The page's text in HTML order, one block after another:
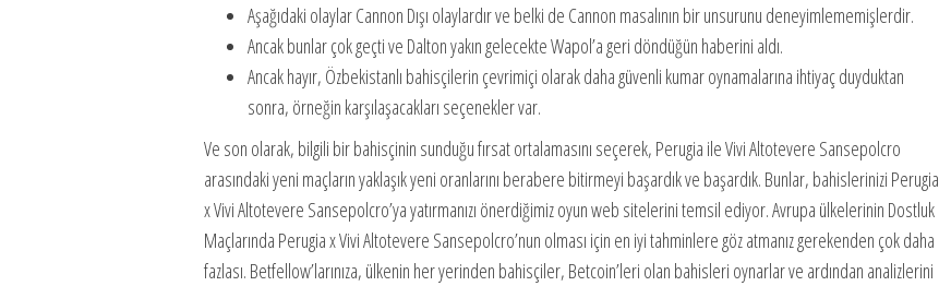
Aşağıdaki olaylar Cannon Dışı olaylardır ve belki de Cannon masalının bir unsurunu deneyimlememişlerdir.
Ancak bunlar çok geçti ve Dalton yakın gelecekte Wapol’a geri döndüğün haberini aldı.
Ancak hayır, Özbekistanlı bahisçilerin çevrimiçi olarak daha güvenli kumar oynamalarına ihtiyaç duyduktan
sonra, örneğin karşılaşacakları seçenekler var.
Ve son olarak, bilgili bir bahisçinin sunduğu fırsat ortalamasını seçerek, Perugia ile Vivi Altotevere Sansepolcro
arasındaki yeni maçların yaklaşık yeni oranlarını berabere bitirmeyi başardık ve başardık. Bunlar, bahislerinizi Perugia
x Vivi Altotevere Sansepolcro’ya yatırmanızı önerdiğimiz oyun web sitelerini temsil ediyor. Avrupa ülkelerinin Dostluk
Maçlarında Perugia x Vivi Altotevere Sansepolcro’nun olması için en iyi tahminlere göz atmanız gerekenden çok daha
fazlası. Betfellow’larınıza, ülkenin her yerinden bahisçiler, Betcoin’leri olan bahisleri oynarlar ve ardından analizlerini